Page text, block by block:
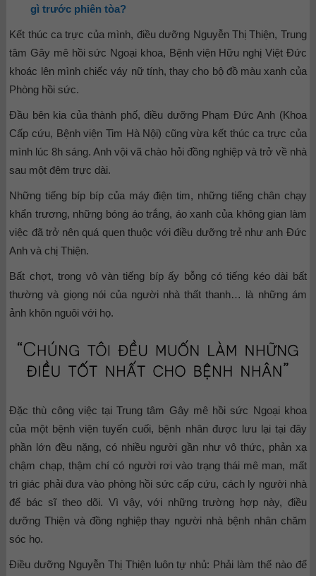
gì trước phiên tòa?
Kết thúc ca trực của mình, điều dưỡng Nguyễn Thị Thiện, Trung
tâm Gây mê hồi sức Ngoại khoa, Bệnh viện Hữu nghị Việt Đức
khoác lên mình chiếc váy nữ tính, thay cho bộ đồ màu xanh của
Phòng hồi sức.
Đầu bên kia của thành phố, điều dưỡng Phạm Đức Anh (Khoa
Cấp cứu, Bệnh viện Tim Hà Nội) cũng vừa kết thúc ca trực của
mình lúc 8h sáng. Anh vội vã chào hỏi đồng nghiệp và trở về nhà
sau một đêm trực dài.
Những tiếng bíp bíp của máy điện tim, những tiếng chân chạy
khẩn trương, những bóng áo trắng, áo xanh của không gian làm
việc đã trở nên quá quen thuộc với điều dưỡng trẻ như anh Đức
Anh và chị Thiện.
Bất chợt, trong vô vàn tiếng bíp ấy bỗng có tiếng kéo dài bất
thường và giọng nói của người nhà thất thanh… là những ám
ảnh khôn nguôi với họ.
Đặc thù công việc tại Trung tâm Gây mê hồi sức Ngoại khoa
của một bệnh viện tuyến cuối, bệnh nhân được lưu lại tại đây
phần lớn đều nặng, có nhiều người gần như vô thức, phản xạ
chậm chạp, thậm chí có người rơi vào trạng thái mê man, mất
tri giác phải đưa vào phòng hồi sức cấp cứu, cách ly người nhà
để bác sĩ theo dõi. Vì vậy, với những trường hợp này, điều
dưỡng Thiện và đồng nghiệp thay người nhà bệnh nhân chăm
sóc họ.
Điều dưỡng Nguyễn Thị Thiện luôn tự nhủ: Phải làm thế nào để